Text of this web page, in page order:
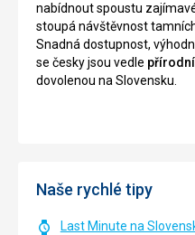
nabídnout spoustu
stoupá návštěvnost
Snadná dostupnost,
se česky jsou vedle
dovolenou na Slovensku.
Naše rychlé tipy
Last Minute na